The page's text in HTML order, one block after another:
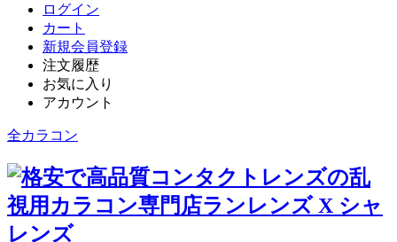
ログイン
カート
新規会員登録
注文履歴
お気に入り
アカウント
全カラコン